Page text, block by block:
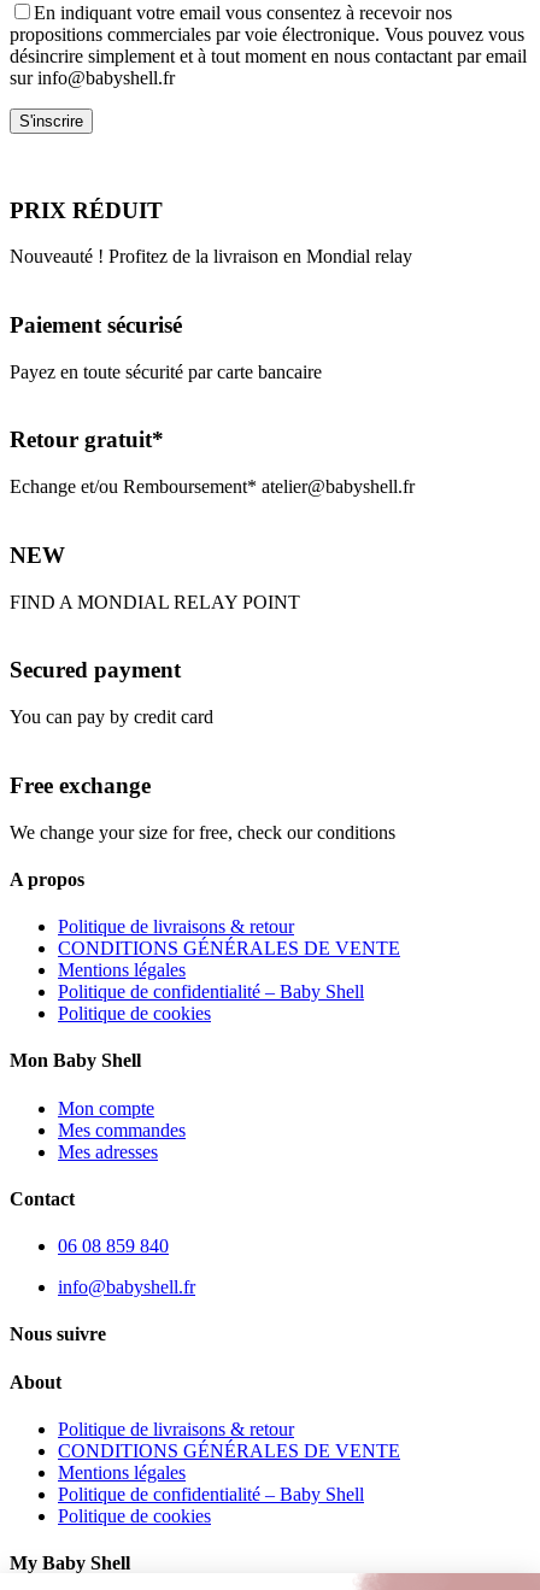
En indiquant votre email vous consentez à recevoir nos
propositions commerciales par voie électronique. Vous pouvez vous
désincrire simplement et à tout moment en nous contactant par email
sur info@babyshell.fr
PRIX RÉDUIT
Nouveauté ! Profitez de la livraison en Mondial relay
Paiement sécurisé
Payez en toute sécurité par carte bancaire
Retour gratuit*
Echange et/ou Remboursement* atelier@babyshell.fr
NEW
FIND A MONDIAL RELAY POINT
Secured payment
You can pay by credit card
Free exchange
We change your size for free, check our conditions
A propos
Politique de livraisons & retour
CONDITIONS GÉNÉRALES DE VENTE
Mentions légales
Politique de confidentialité – Baby Shell
Politique de cookies
Mon Baby Shell
Mon compte
Mes commandes
Mes adresses
Contact
06 08 859 840
info@babyshell.fr
Nous suivre
About
Politique de livraisons & retour
CONDITIONS GÉNÉRALES DE VENTE
Mentions légales
Politique de confidentialité – Baby Shell
Politique de cookies
My Baby Shell